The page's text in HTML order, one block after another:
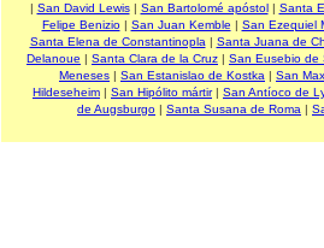
| San David Lewis| San Bartolomé apóstol| Santa
Felipe Benizio| San Juan Kemble | San Ezequiel
Santa Elena de Constantinopla | Santa Juana de
Delanoue | Santa Clara de la Cruz | San Eusebio de
Meneses | San Estanislao de Kostka | San
Hildeseheim | San Hipólito mártir| San Antíoco de
de Augsburgo | Santa Susana de Roma |